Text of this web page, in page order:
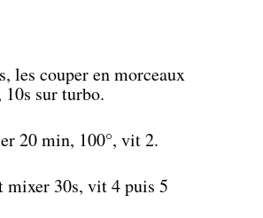
les couper en morceaux
sur turbo.
20 min, 100°, vit 2.
30s, vit 4 puis 5